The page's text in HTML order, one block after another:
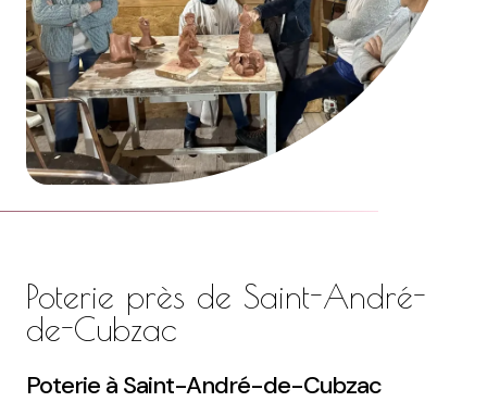
Poterie près de Saint-André-
de-Cubzac
Poterie à Saint-André-de-Cubzac